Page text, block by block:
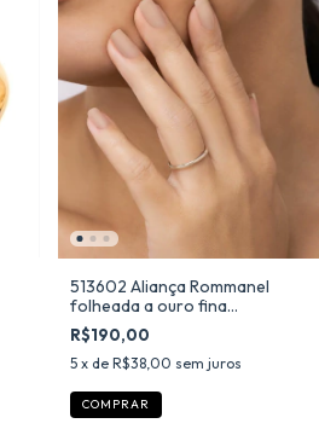
513602 Aliança Rommanel
folheada a ouro fina
anatômica
R$190,00
5 x de R$38,00 sem juros
COMPRAR